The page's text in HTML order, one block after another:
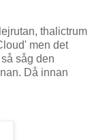
thalictrum
men det
såg den
Då innan